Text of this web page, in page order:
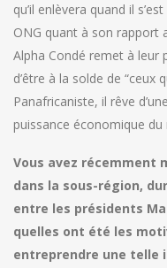
qu’il enlèvera quand il
ONG quant à son rapport
Alpha Condé remet à leur
d’être à la solde de “ceux
Panafricaniste, il rêve
puissance économique
Vous avez récemment
dans la sous-région,
entre les présidents
quelles ont été les
entreprendre une telle